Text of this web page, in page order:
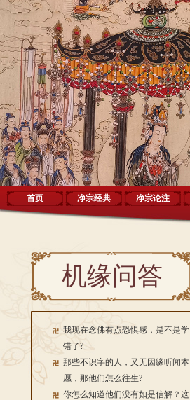
首页 净宗经典 净宗论注
机缘问答
我现在念佛有点恐惧感，是不是学
错了?
那些不识字的人，又无因缘听闻本
愿，那他们怎么往生?
你怎么知道他们没有如是信解？这